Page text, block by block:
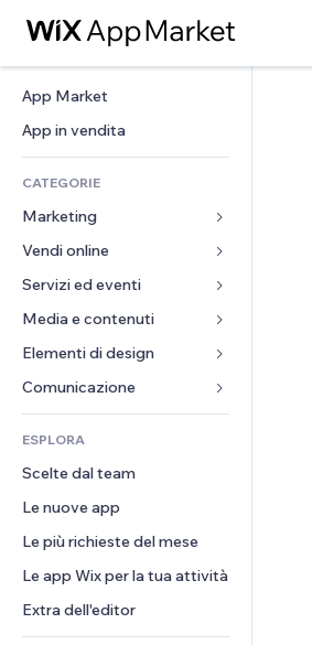
App Market
App in vendita
CATEGORIE
Marketing
Inserzioni
Mobile
Dati analitici
Inserzioni sito
Email
Vendi online
App per Stores
Spedizione e consegna
Tasti Vendi
Amministrazione
Buoni e programmi fedeltà
Servizi ed eventi
Hotel
Eventi
Ristoranti
Immobiliare
Prenotazioni
Media e contenuti
Galleria
Musica
Podcast
Fotografia
Video
PDF
Condivisione file
Elementi di design
Mappe e navigazione
Privacy e sicurezza
Orologio
Template per pagine
Effetti immagine
Tasti e menu
Banner e badge
Calcolatrici
Cerca
Moduli
Sondaggi
Chat
Commenti
Telefono
Community
Recensioni e testimonial
ESPLORA
Scelte dal team
Le nuove app
Le più richieste del mese
Le app Wix per la tua attività
Extra dell'editor